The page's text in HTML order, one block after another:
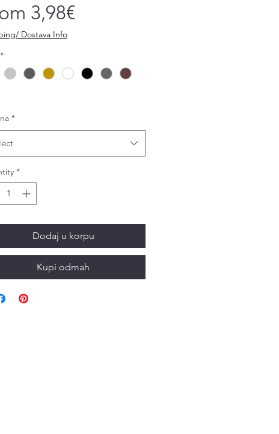
3,98€Sale
Dostava Info
*
*
*
Dodaj u korpu
Kupi odmah